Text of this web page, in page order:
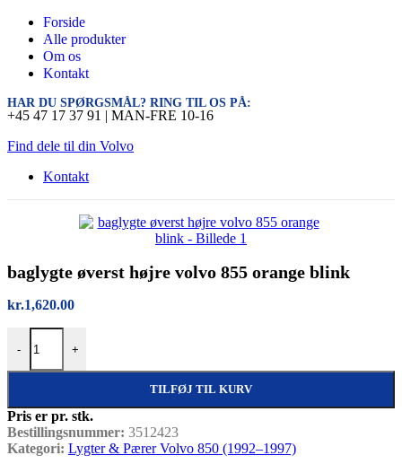
Forside
Alle produkter
Om os
Kontakt
HAR DU SPØRGSMÅL? RING TIL OS PÅ:
+45 47 17 37 91 | MAN-FRE 10-16
Find dele til din Volvo
Kontakt
baglygte øverst højre volvo 855 orange blink
kr.1,620.00
-
baglygte øverst højre volvo 855 orange blink antal
+
TILFØJ TIL KURV
Pris er pr. stk.
Bestillingsnummer: 3512423
Kategori: Lygter & Pærer Volvo 850 (1992–1997)